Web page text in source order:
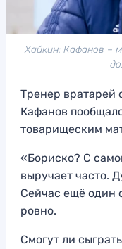
Хайкин: Кафанов –
Тренер вратарей
Кафанов
товарищеским
«Бориско? С
выручает часто.
Сейчас ещё один
ровно.
Смогут ли